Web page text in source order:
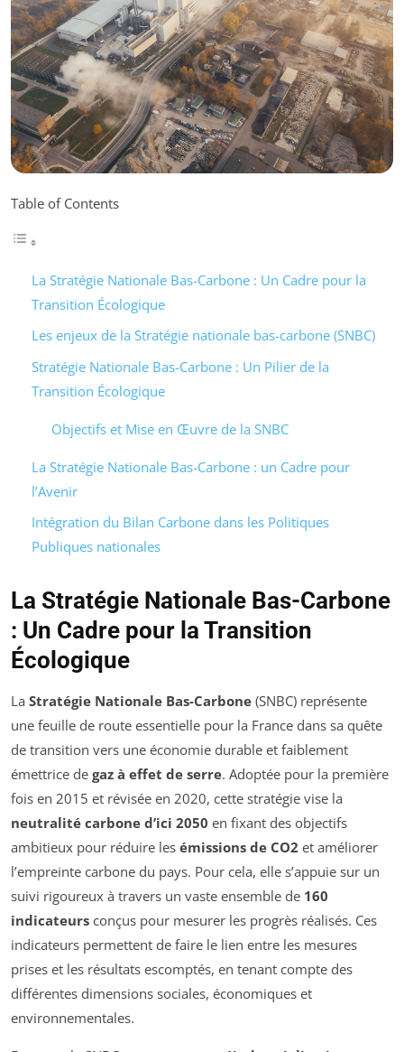
Table of Contents
La Stratégie Nationale Bas-Carbone : Un Cadre pour la
Transition Écologique
Les enjeux de la Stratégie nationale bas-carbone (SNBC)
Stratégie Nationale Bas-Carbone : Un Pilier de la
Transition Écologique
Objectifs et Mise en Œuvre de la SNBC
La Stratégie Nationale Bas-Carbone : un Cadre pour
l’Avenir
Intégration du Bilan Carbone dans les Politiques
Publiques nationales
La Stratégie Nationale Bas-Carbone
: Un Cadre pour la Transition
Écologique
La Stratégie Nationale Bas-Carbone (SNBC) représente
une feuille de route essentielle pour la France dans sa quête
de transition vers une économie durable et faiblement
émettrice de gaz à effet de serre. Adoptée pour la première
fois en 2015 et révisée en 2020, cette stratégie vise la
neutralité carbone d’ici 2050 en fixant des objectifs
ambitieux pour réduire les émissions de CO2 et améliorer
l’empreinte carbone du pays. Pour cela, elle s’appuie sur un
suivi rigoureux à travers un vaste ensemble de 160
indicateurs conçus pour mesurer les progrès réalisés. Ces
indicateurs permettent de faire le lien entre les mesures
prises et les résultats escomptés, en tenant compte des
différentes dimensions sociales, économiques et
environnementales.